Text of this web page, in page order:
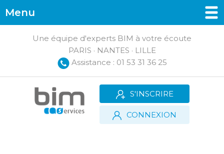
Une équipe d'experts BIM à votre écoute
PARIS · NANTES · LILLE
Assistance : 01 53 31 36 25
Menu
S'INSCRIRE
CONNEXION